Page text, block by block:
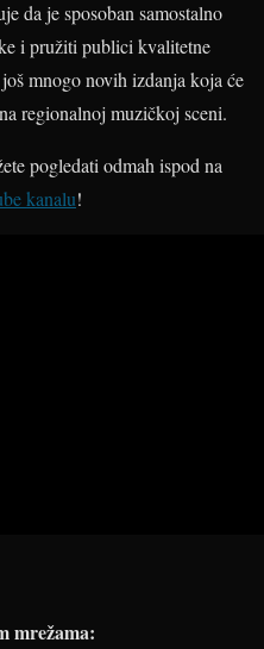
da je sposoban samostalno
i pružiti publici kvalitetne
mnogo novih izdanja koja će
regionalnoj muzičkoj sceni.
pogledati odmah ispod na
kanalu!
mrežama: